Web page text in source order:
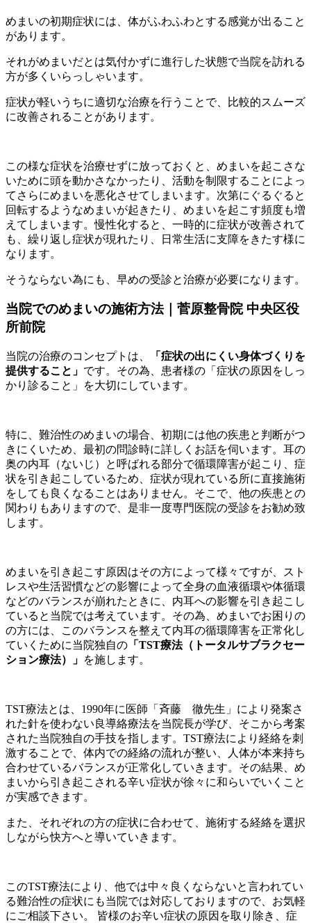
めまいの初期症状には、体がふわふわとする感覚が出ること
があります。
それがめまいだとは気付かずに進行した状態で当院を訪れる
方が多くいらっしゃいます。
症状が軽いうちに適切な治療を行うことで、比較的スムーズ
に改善されることがあります。
この様な症状を治療せずに放っておくと、めまいを起こさな
いために頭を動かさなかったり、活動を制限することによっ
てさらにめまいを悪化させてしまいます。次第にぐるぐると
回転するようなめまいが起きたり、めまいを起こす頻度も増
えてしまいます。慢性化すると、一時的に症状が改善されて
も、繰り返し症状が現れたり、日常生活に支障をきたす様に
なります。
そうならない為にも、早めの受診と治療が必要になります。
当院でのめまいの施術方法｜菅原整骨院 中央区役
所前院
当院の治療のコンセプトは、
「症状の出にくい身体づくりを
提供すること」 です。その為、患者様の「症状の原因をしっ
かり診ること」を大切にしています。
特に、難治性のめまいの場合、初期には他の疾患と判断がつ
きにくいため、最初の問診時に詳しくお話を伺います。耳の
奥の内耳（ないじ）と呼ばれる部分で循環障害が起こり、症
状を引き起こしているため、症状が現れている所に直接施術
をしても良くなることはありません。そこで、他の疾患との
関わりもありますので、是非一度専門医院の受診をお勧め致
します。
めまいを引き起こす原因はその方によって様々ですが、スト
レスや生活習慣などの影響によって全身の血液循環や体循環
などのバランスが崩れたときに、内耳への影響を引き起こし
ていると当院では考えています。その為、めまいでお困りの
の方には、このバランスを整えて内耳の循環障害を正常化し
ていくために当院独自の 「TST療法（トータルサブラクセー
ション療法）」 を施します。
TST療法とは、1990年に医師「斉藤 徹先生」により発案さ
れた針を使わない良導絡療法を当院長が学び、そこから考案
された当院独自の手技を指します。TST療法により経絡を刺
激することで、体内での経絡の流れが整い、人体が本来持ち
合わせているバランスが正常化していきます。その結果、め
まいから引き起こされる辛い症状が徐々に和らいでいくこと
が実感できます。
また、それぞれの方の症状に合わせて、施術する経絡を選択
しながら快方へと導いていきます。
このTST療法により、他では中々良くならないと言われてい
る難治性の症状にも当院では対応しておりますので、お気軽
にご相談下さい。 皆様のお辛い症状の原因を取り除き、症